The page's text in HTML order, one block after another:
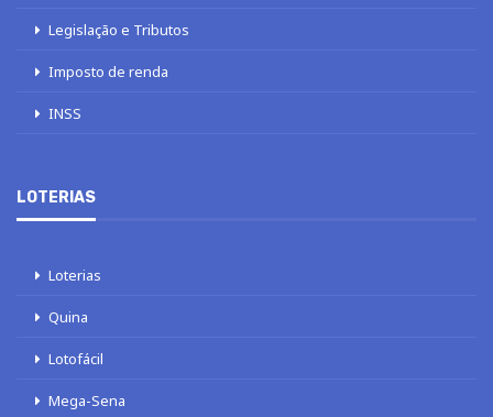
Legislação e Tributos
Imposto de renda
INSS
LOTERIAS
Loterias
Quina
Lotofácil
Mega-Sena